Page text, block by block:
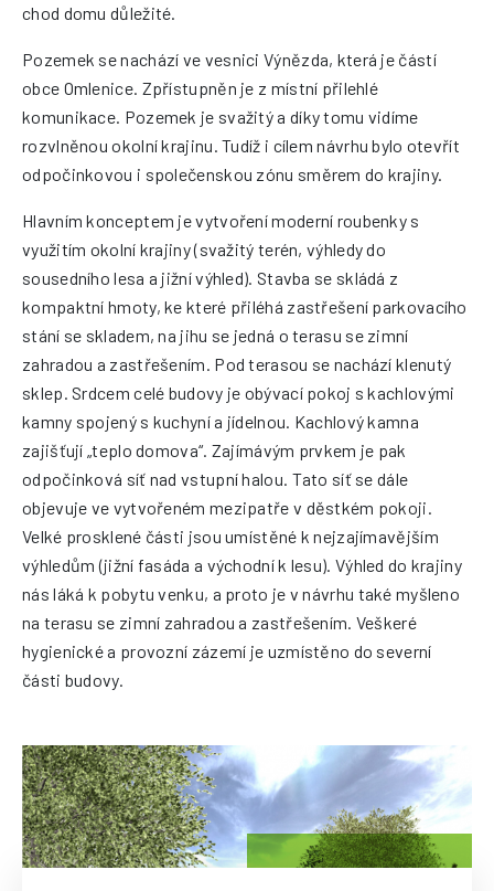
chod domu důležité.
Pozemek se nachází ve vesnici Výnězda, která je částí
obce Omlenice. Zpřístupněn je z místní přilehlé
komunikace. Pozemek je svažitý a díky tomu vidíme
rozvlněnou okolní krajinu. Tudíž i cílem návrhu bylo otevřít
odpočinkovou i společenskou zónu směrem do krajiny.
Hlavním konceptem je vytvoření moderní roubenky s
využitím okolní krajiny (svažitý terén, výhledy do
sousedního lesa a jižní výhled). Stavba se skládá z
kompaktní hmoty, ke které přiléhá zastřešení parkovacího
stání se skladem, na jihu se jedná o terasu se zimní
zahradou a zastřešením. Pod terasou se nachází klenutý
sklep. Srdcem celé budovy je obývací pokoj s kachlovými
kamny spojený s kuchyní a jídelnou. Kachlový kamna
zajišťují „teplo domova“. Zajímávým prvkem je pak
odpočinková síť nad vstupní halou. Tato síť se dále
objevuje ve vytvořeném mezipatře v děstkém pokoji.
Velké prosklené části jsou umístěné k nejzajímavějším
výhledům (jižní fasáda a východní k lesu). Výhled do krajiny
nás láká k pobytu venku, a proto je v návrhu také myšleno
na terasu se zimní zahradou a zastřešením. Veškeré
hygienické a provozní zázemí je uzmístěno do severní
části budovy.